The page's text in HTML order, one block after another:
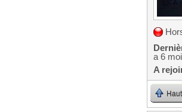
a 6
A
Haut